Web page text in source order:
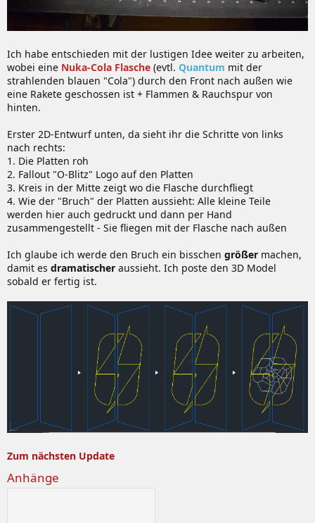
Ich habe entschieden mit der lustigen Idee weiter zu arbeiten,
wobei eine Nuka-Cola Flasche (evtl. Quantum mit der
strahlenden blauen "Cola") durch den Front nach außen wie
eine Rakete geschossen ist + Flammen & Rauchspur von
hinten.
Erster 2D-Entwurf unten, da sieht ihr die Schritte von links
nach rechts:
1. Die Platten roh
2. Fallout "O-Blitz" Logo auf den Platten
3. Kreis in der Mitte zeigt wo die Flasche durchfliegt
4. Wie der "Bruch" der Platten aussieht: Alle kleine Teile
werden hier auch gedruckt und dann per Hand
zusammengestellt - Sie fliegen mit der Flasche nach außen
Ich glaube ich werde den Bruch ein bisschen größer machen,
damit es dramatischer aussieht. Ich poste den 3D Model
sobald er fertig ist.
Zum nächsten Update
Anhänge